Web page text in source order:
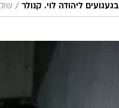
בגעגועים ליהודה לוי. קנולר /